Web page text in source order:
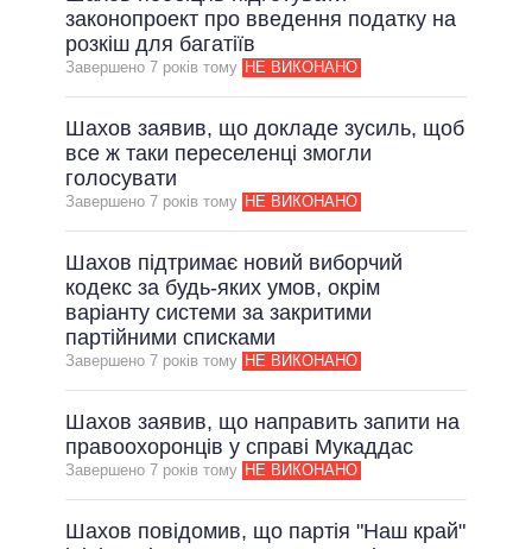
законопроект про введення податку на
розкіш для багатіїв
Завершено 7 рокiв тому НЕ ВИКОНАНО
Шахов заявив, що докладе зусиль, щоб
все ж таки переселенці змогли
голосувати
Завершено 7 рокiв тому НЕ ВИКОНАНО
Шахов підтримає новий виборчий
кодекс за будь-яких умов, окрім
варіанту системи за закритими
партійними списками
Завершено 7 рокiв тому НЕ ВИКОНАНО
Шахов заявив, що направить запити на
правоохоронців у справі Мукаддас
Завершено 7 рокiв тому НЕ ВИКОНАНО
Шахов повідомив, що партія "Наш край"